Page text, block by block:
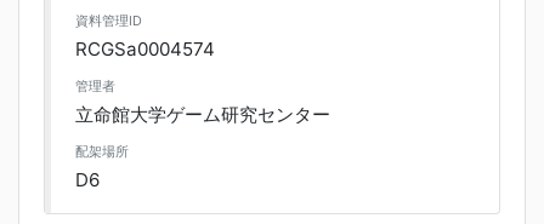
資料管理ID
RCGSa0004574
管理者
立命館大学ゲーム研究センター
配架場所
D6